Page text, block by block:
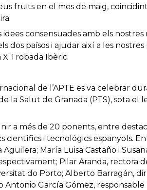
fruits en el mes de maig,
consensuades amb els
dos països i ajudar així a les
Trobada Ibèric.
de l’APTE es va celebrar
la Salut de Granada (PTS), sota el
a més de 20 ponents, entre
científics i tecnològics espanyols.
Aguilera; María Luisa Castaño i
Pilar Aranda, rectora
do Porto; Alberto Barragán,
Antonio García Gómez,